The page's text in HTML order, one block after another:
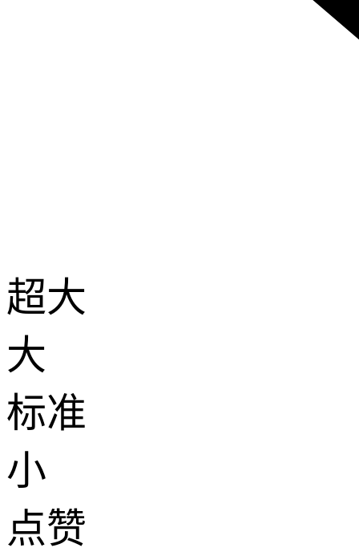
超大
大
标准
小
点赞